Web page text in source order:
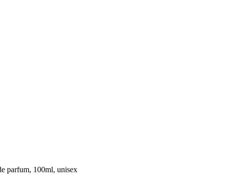
parfum, 100ml, unisex